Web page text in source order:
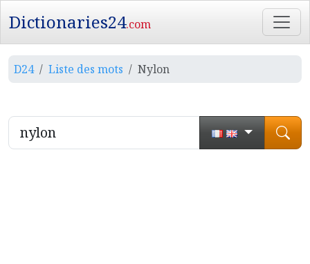
Dictionaries24.com
D24 Liste des mots Nylon